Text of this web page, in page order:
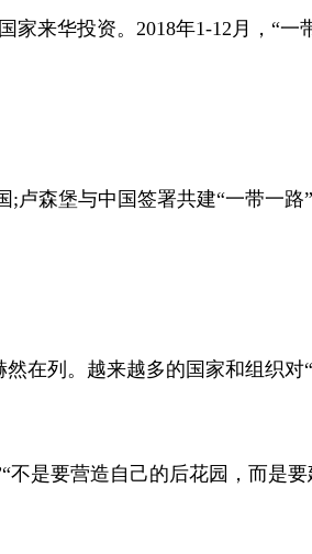
来华投资。2018年1-12月，“一
森堡与中国签署共建“一带一路
在列。越来越多的国家和组织对
是要营造自己的后花园，而是要